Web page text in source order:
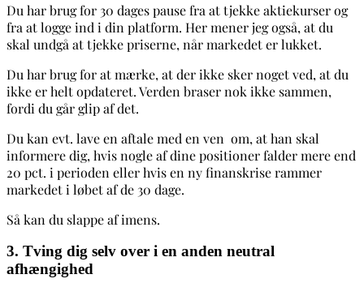
Du har brug for 30 dages pause fra at tjekke aktiekurser og
fra at logge ind i din platform. Her mener jeg også, at du
skal undgå at tjekke priserne, når markedet er lukket.
Du har brug for at mærke, at der ikke sker noget ved, at du
ikke er helt opdateret. Verden braser nok ikke sammen,
fordi du går glip af det.
Du kan evt. lave en aftale med en ven om, at han skal
informere dig, hvis nogle af dine positioner falder mere end
20 pct. i perioden eller hvis en ny finanskrise rammer
markedet i løbet af de 30 dage.
Så kan du slappe af imens.
3. Tving dig selv over i en anden neutral
afhængighed